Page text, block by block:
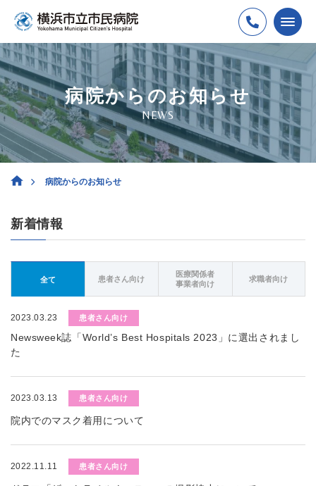
病院からのお知らせ
NEWS
病院からのお知らせ
新着情報
全て 患者さん向け
医療関係者
事業者向け
求職者向け
2023.03.23 患者さん向け
Newsweek誌「World’s Best Hospitals 2023」に選出されまし
た
2023.03.13 患者さん向け
院内でのマスク着用について
2022.11.11 患者さん向け